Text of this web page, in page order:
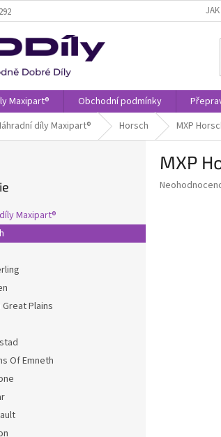
Maxipart® Obchodní podmínky
díly Maxipart® Horsch MXP
Maxipart®
Great Plains
Of Emneth
MXP
Průměrné